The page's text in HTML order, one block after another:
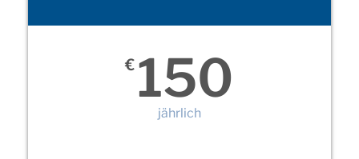
€ 150
jährlich